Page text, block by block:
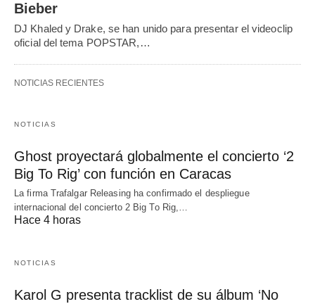
Bieber
DJ Khaled y Drake, se han unido para presentar el videoclip
oficial del tema POPSTAR,…
NOTICIAS RECIENTES
NOTICIAS
Ghost proyectará globalmente el concierto ‘2
Big To Rig’ con función en Caracas
La firma Trafalgar Releasing ha confirmado el despliegue
internacional del concierto 2 Big To Rig,…
Hace 4 horas
NOTICIAS
Karol G presenta tracklist de su álbum ‘No